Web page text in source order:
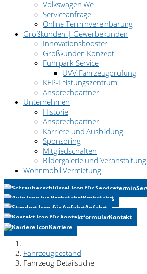
Volkswagen We
Serviceanfrage
Online Terminvereinbarung
Großkunden | Gewerbekunden
Innovationsbooster
Großkunden Konzept
Fuhrpark-Service
UVV Fahrzeugprüfung
KEP-Leistungszentrum
Ansprechpartner
Unternehmen
Historie
Ansprechpartner
Karriere und Ausbildung
Sponsoring
Mitgliedschaften
Bildergalerie und
Wohnmobil Vermietung
Probefahrt
Anfahrt
Kontakt
Karriere
Fahrzeugbestand
Fahrzeug Detailsuche